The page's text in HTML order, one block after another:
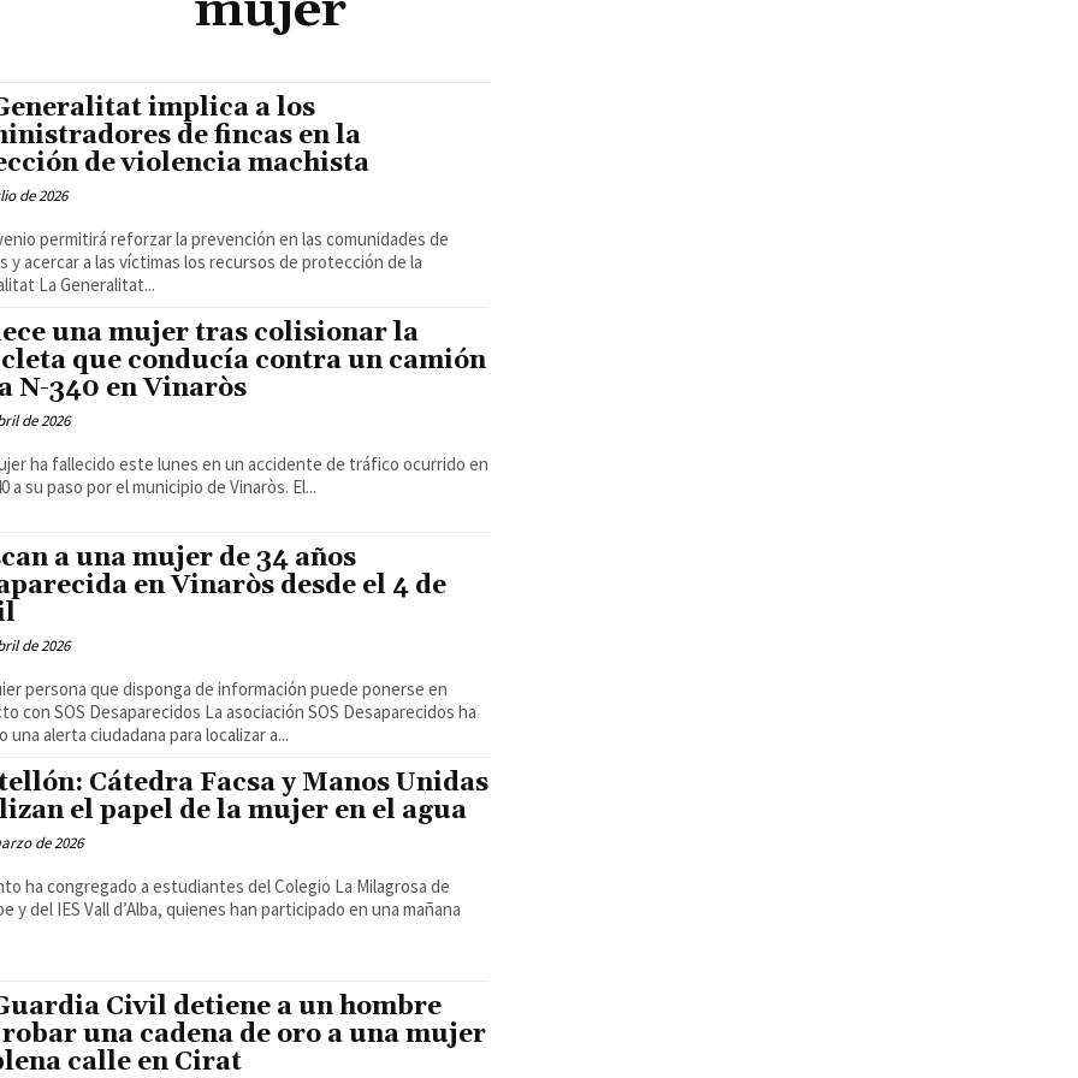
implica a los
de fincas en la
de violencia machista
de 2026
permitirá reforzar la prevención en las comunidades de
y acercar a las víctimas los recursos de protección de la
Generalitat La Generalitat...
una mujer tras colisionar la
que conducía contra un camión
N-340 en Vinaròs
de 2026
ha fallecido este lunes en un accidente de tráfico ocurrido en
a su paso por el municipio de Vinaròs. El...
a una mujer de 34 años
en Vinaròs desde el 4 de
de 2026
persona que disponga de información puede ponerse en
Desaparecidos La asociación SOS Desaparecidos ha
una alerta ciudadana para localizar a...
Cátedra Facsa y Manos Unidas
el papel de la mujer en el agua
de 2026
ha congregado a estudiantes del Colegio La Milagrosa de
y del IES Vall d’Alba, quienes han participado en una mañana
Civil detiene a un hombre
una cadena de oro a una mujer
calle en Cirat